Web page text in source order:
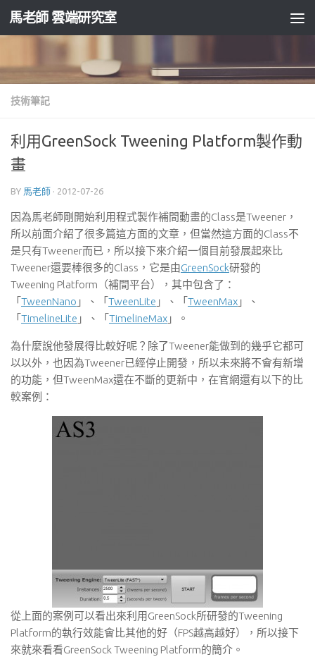
Skip to content
馬老師 雲端研究室
技術筆記
利用GreenSock Tweening Platform製作動
畫
BY 馬老師 · 2012-07-26
因為馬老師剛開始利用程式製作補間動畫的Class是Tweener，
所以前面介紹了很多篇這方面的文章，但當然這方面的Class不
是只有Tweener而已，所以接下來介紹一個目前發展起來比
Tweener還要棒很多的Class，它是由GreenSock研發的
Tweening Platform（補間平台），其中包含了：
「 TweenNano 」、「 TweenLite 」、「 TweenMax 」、
「 TimelineLite 」、「 TimelineMax 」。
為什麼說他發展得比較好呢？除了Tweener能做到的幾乎它都可
以以外，也因為Tweener已經停止開發，所以未來將不會有新增
的功能，但TweenMax還在不斷的更新中，在官網還有以下的比
較案例：
從上面的案例可以看出來利用GreenSock所研發的Tweening
Platform的執行效能會比其他的好（FPS越高越好），所以接下
來就來看看GreenSock Tweening Platform的簡介。